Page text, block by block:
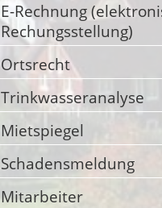
E-Rechnung
Rechungsstellung)
Ortsrecht
Trinkwasseranalyse
Mietspiegel
Schadensmeldung
Mitarbeiter